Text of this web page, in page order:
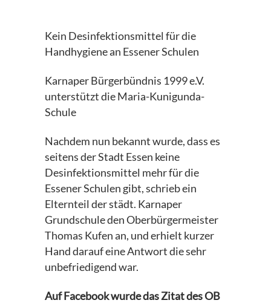
Kein Desinfektionsmittel für die
Handhygiene an Essener Schulen
Karnaper Bürgerbündnis 1999 e.V.
unterstützt die Maria-Kunigunda-
Schule
Nachdem nun bekannt wurde, dass es
seitens der Stadt Essen keine
Desinfektionsmittel mehr für die
Essener Schulen gibt, schrieb ein
Elternteil der städt. Karnaper
Grundschule den Oberbürgermeister
Thomas Kufen an, und erhielt kurzer
Hand darauf eine Antwort die sehr
unbefriedigend war.
Auf Facebook wurde das Zitat des OB